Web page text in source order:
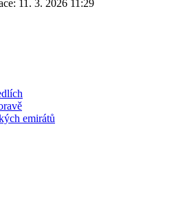
11. 3. 2026 11:29
emirátů